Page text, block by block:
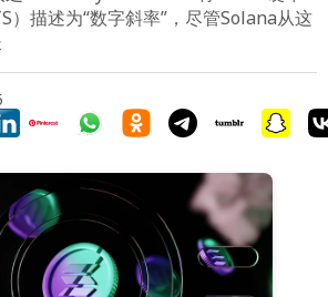
）描述为“数字斜率”，尽管Solana从这